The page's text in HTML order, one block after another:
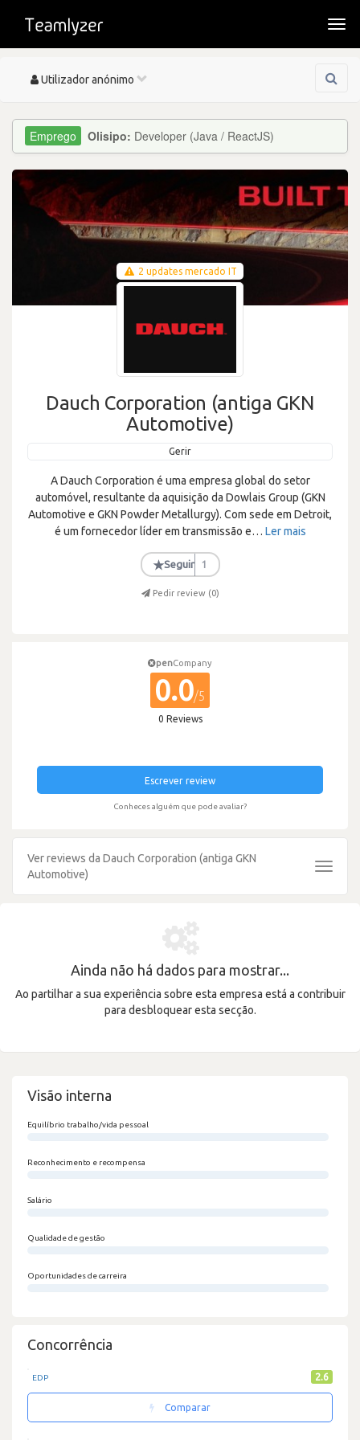
Toggle
Utilizador anónimo
Olisipo: Developer (Java / ReactJS)
2 updates mercado IT
Dauch Corporation (antiga GKN
Automotive)
Gerir
A Dauch Corporation é uma empresa global do setor
automóvel, resultante da aquisição da Dowlais Group (GKN
Automotive e GKN Powder Metallurgy). Com sede em Detroit,
é um fornecedor líder em transmissão e… Ler mais
★Seguir 1
Pedir review (0)
penCompany
0.0/5
0 Reviews
Escrever review
Conheces alguém que pode avaliar?
Ver reviews da Dauch Corporation (antiga GKN
Automotive)
Toggle
Ainda não há dados para mostrar...
Ao partilhar a sua experiência sobre esta empresa está a contribuir
para desbloquear esta secção.
Visão interna
Equilíbrio trabalho/vida pessoal
Reconhecimento e recompensa
Salário
Qualidade de gestão
Oportunidades de carreira
Concorrência
EDP 2.6
Comparar